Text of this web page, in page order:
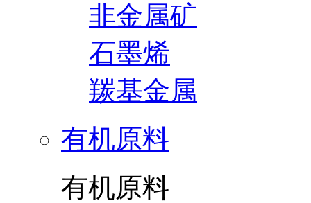
非金属矿
石墨烯
羰基金属
有机原料
有机原料